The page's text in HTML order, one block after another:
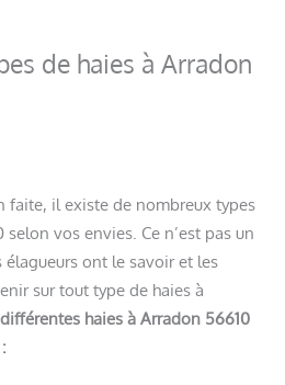
de haies à Arradon
faite, il existe de nombreux types
vos envies. Ce n’est pas un
ont le savoir et les
sur tout type de haies à
haies à Arradon 56610